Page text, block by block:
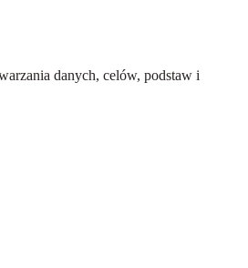
danych, celów, podstaw i